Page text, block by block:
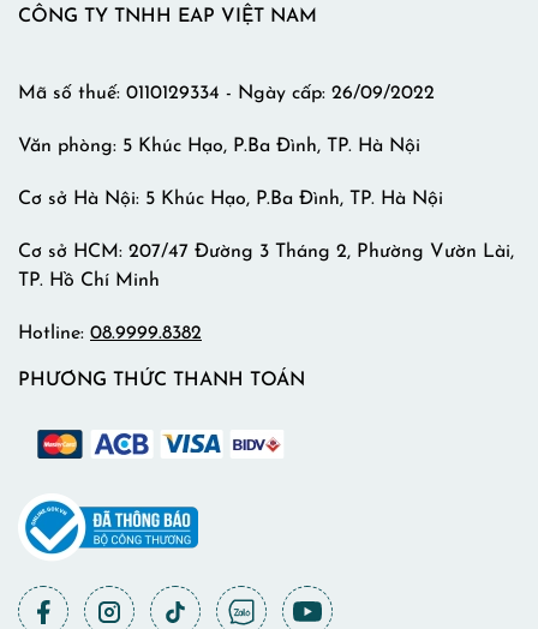
CÔNG TY TNHH EAP VIỆT NAM
Mã số thuế: 0110129334 - Ngày cấp: 26/09/2022
Văn phòng: 5 Khúc Hạo, P.Ba Đình, TP. Hà Nội
Cơ sở Hà Nội: 5 Khúc Hạo, P.Ba Đình, TP. Hà Nội
Cơ sở HCM: 207/47 Đường 3 Tháng 2, Phường Vườn Lài,
TP. Hồ Chí Minh
Hotline: 08.9999.8382
PHƯƠNG THỨC THANH TOÁN